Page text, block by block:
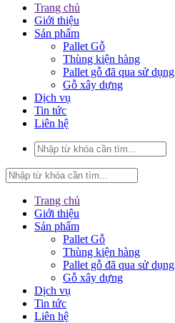
Trang chủ
Giới thiệu
Sản phẩm
Pallet Gỗ
Thùng kiện hàng
Pallet gỗ đã qua sử dụng
Gỗ xây dựng
Dịch vụ
Tin tức
Liên hệ
Trang chủ
Giới thiệu
Sản phẩm
Pallet Gỗ
Thùng kiện hàng
Pallet gỗ đã qua sử dụng
Gỗ xây dựng
Dịch vụ
Tin tức
Liên hệ